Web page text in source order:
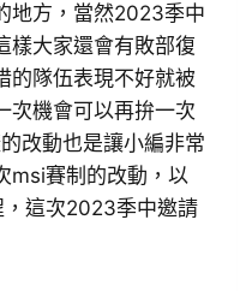
地方，當然2023季中
樣大家還會有敗部復
的隊伍表現不好就被
次機會可以再拚一次
改動也是讓小編非常
msi賽制的改動，以
這次2023季中邀請